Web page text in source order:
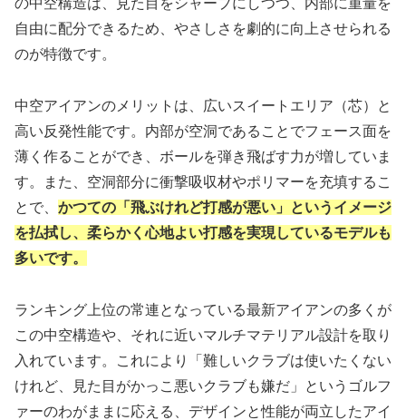
の中空構造は、見た目をシャープにしつつ、内部に重量を
自由に配分できるため、やさしさを劇的に向上させられる
のが特徴です。
中空アイアンのメリットは、広いスイートエリア（芯）と
高い反発性能です。内部が空洞であることでフェース面を
薄く作ることができ、ボールを弾き飛ばす力が増していま
す。また、空洞部分に衝撃吸収材やポリマーを充填するこ
とで、 かつての「飛ぶけれど打感が悪い」というイメージ
を払拭し、柔らかく心地よい打感を実現しているモデルも
多いです。
ランキング上位の常連となっている最新アイアンの多くが
この中空構造や、それに近いマルチマテリアル設計を取り
入れています。これにより「難しいクラブは使いたくない
けれど、見た目がかっこ悪いクラブも嫌だ」というゴルフ
ァーのわがままに応える、デザインと性能が両立したアイ